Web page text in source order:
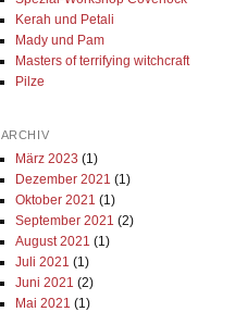
Kerah und Petali
Mady und Pam
Masters of terrifying witchcraft
Pilze
ARCHIV
März 2023 (1)
Dezember 2021 (1)
Oktober 2021 (1)
September 2021 (2)
August 2021 (1)
Juli 2021 (1)
Juni 2021 (2)
Mai 2021 (1)